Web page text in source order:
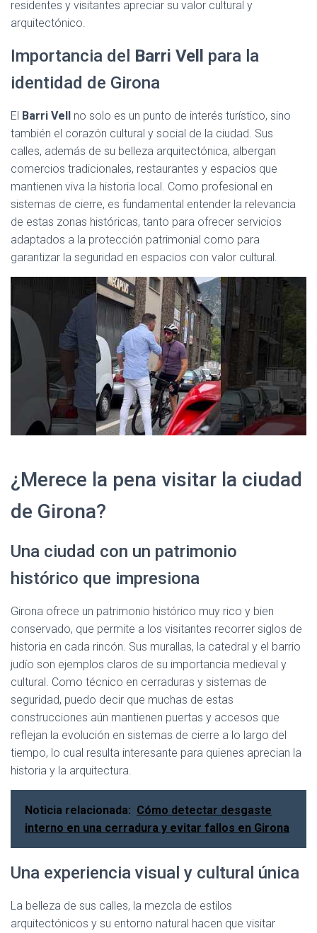
residentes y visitantes apreciar su valor cultural y
arquitectónico.
Importancia del Barri Vell
para la
identidad de Girona
El Barri Vell no solo es un punto de interés turístico, sino
también el corazón cultural y social de la ciudad. Sus
calles, además de su belleza arquitectónica, albergan
comercios tradicionales, restaurantes y espacios que
mantienen viva la historia local. Como profesional en
sistemas de cierre, es fundamental entender la relevancia
de estas zonas históricas, tanto para ofrecer servicios
adaptados a la protección patrimonial como para
garantizar la seguridad en espacios con valor cultural.
¿Merece la pena visitar la ciudad
de Girona?
Una ciudad con un patrimonio
histórico que impresiona
Girona ofrece un patrimonio histórico muy rico y bien
conservado, que permite a los visitantes recorrer siglos de
historia en cada rincón. Sus murallas, la catedral y el barrio
judío son ejemplos claros de su importancia medieval y
cultural. Como técnico en cerraduras y sistemas de
seguridad, puedo decir que muchas de estas
construcciones aún mantienen puertas y accesos que
reflejan la evolución en sistemas de cierre a lo largo del
tiempo, lo cual resulta interesante para quienes aprecian la
historia y la arquitectura.
Noticia relacionada: Cómo detectar desgaste
interno en una cerradura y evitar fallos en Girona
Una experiencia visual y cultural única
La belleza de sus calles, la mezcla de estilos
arquitectónicos y su entorno natural hacen que visitar